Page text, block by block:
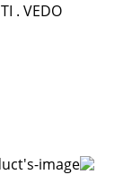
TI . VEDO